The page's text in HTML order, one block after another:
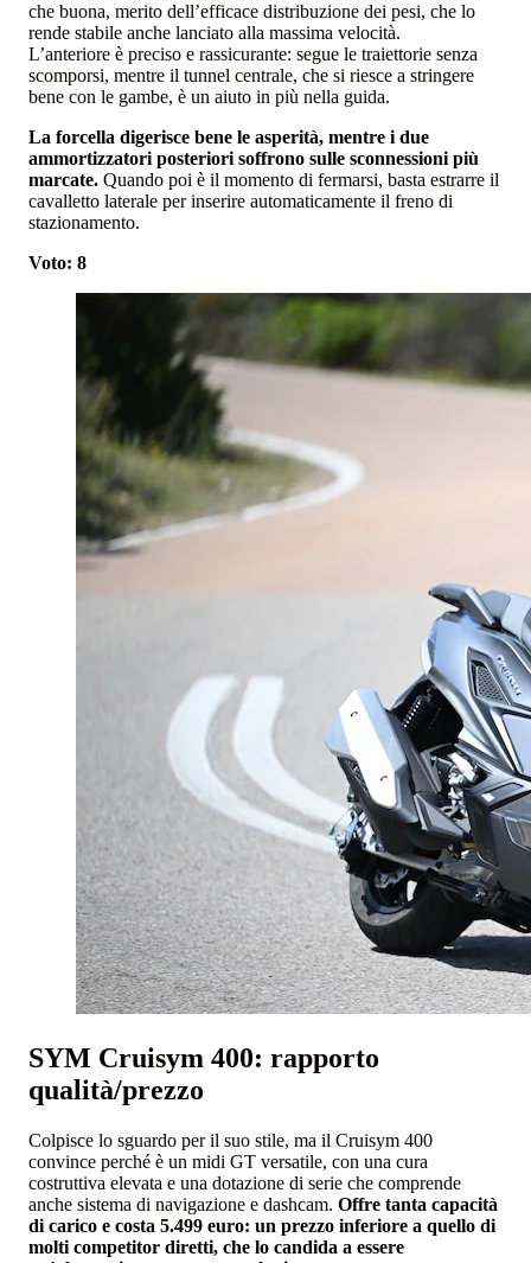
che buona, merito dell’efficace distribuzione dei pesi, che lo
rende stabile anche lanciato alla massima velocità.
L’anteriore è preciso e rassicurante: segue le traiettorie senza
scomporsi, mentre il tunnel centrale, che si riesce a stringere
bene con le gambe, è un aiuto in più nella guida.
La forcella digerisce bene le asperità, mentre i due
ammortizzatori posteriori soffrono sulle sconnessioni più
marcate. Quando poi è il momento di fermarsi, basta estrarre il
cavalletto laterale per inserire automaticamente il freno di
stazionamento.
Voto: 8
SYM Cruisym 400: rapporto
qualità/prezzo
Colpisce lo sguardo per il suo stile, ma il Cruisym 400
convince perché è un midi GT versatile, con una cura
costruttiva elevata e una dotazione di serie che comprende
anche sistema di navigazione e dashcam. Offre tanta capacità
di carico e costa 5.499 euro: un prezzo inferiore a quello di
molti competitor diretti, che lo candida a essere